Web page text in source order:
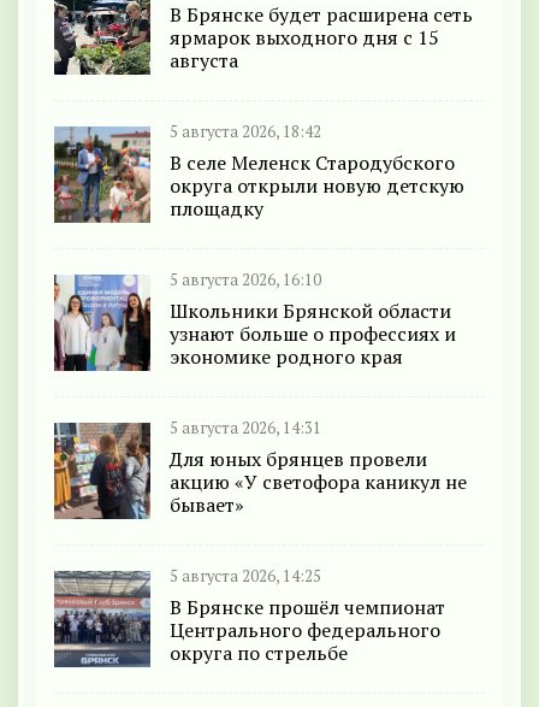
В Брянске будет расширена сеть
ярмарок выходного дня с 15
августа
5 августа 2026, 18:42
В селе Меленск Стародубского
округа открыли новую детскую
площадку
5 августа 2026, 16:10
Школьники Брянской области
узнают больше о профессиях и
экономике родного края
5 августа 2026, 14:31
Для юных брянцев провели
акцию «У светофора каникул не
бывает»
5 августа 2026, 14:25
В Брянске прошёл чемпионат
Центрального федерального
округа по стрельбе